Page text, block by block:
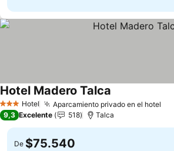
3 Estrellas
Hotel Aparcamiento privado en el hotel
Hotel Madero Talca
9,3 Excelente 518 Talca
De $75.540